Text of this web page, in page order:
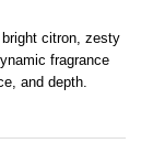
citron, zesty
fragrance
and depth.